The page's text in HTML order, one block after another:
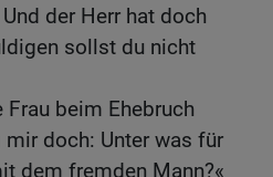
der Herr hat doch
sollst du nicht
Frau beim Ehebruch
doch: Unter was für
dem fremden Mann?«